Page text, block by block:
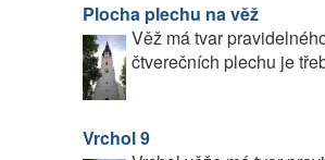
Plocha plechu na věž
Věž má tvar
čtverečních plechu je
Vrchol 9